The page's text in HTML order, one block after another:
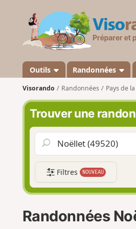
Outils Randonnées
Visorando Randonnées Pays de
Trouver une
Filtres NOUVEAU
Randonnées